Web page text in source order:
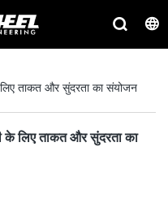
ताकत और सुंदरता का संयोजन
के लिए ताकत और सुंदरता का